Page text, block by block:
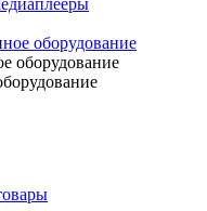
оборудование
оборудование